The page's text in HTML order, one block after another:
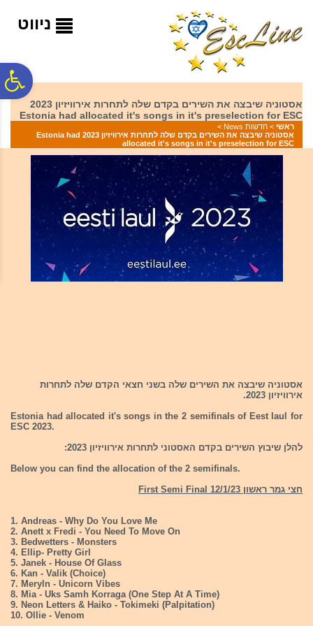
המרכזי
ניווט
אסטוניה שיבצה את השירים בקדם שלה לתחרות אירוויזיון 2023
Estonia had allocated it's songs in it's preselection for ESC
ראשי > חדשות News
>
אסטוניה שיבצה את השירים בקדם שלה לתחרות אירוויזיון 2023 Estonia had
allocated it's songs in it's preselection for ESC
אסטוניה שיבצה את השירים שלה בשני חצאי הקדם שלה לתחרות
אירוויזיון 2023.
Estonia had allocated it's songs in the 2 semifinals of Eest laul for
ESC 2023.
להלן שיבוץ השירים בקדם האסטוני לתחרות אירוויזיון 2023:
Below you can find the allocation of the 2 semifinals.
חצי גמר ראשון First Semi Final 12/1/23
1. Andreas - Why Do You Love Me
2. Anett x Fredi - You Need To Move On
3. Bedwetters - Monsters
4. Ellip- Pretty Girl
5. Janek - House Of Glass
6. Kan - Valik (Choice)
7. Meryln - Unicorn Vibes
8. Mia - Uks Samh Korraga (One Step At A Time)
9. Neon Letters & Haiko - Tokimeki (Palpitation)
10. Ollie - Venom